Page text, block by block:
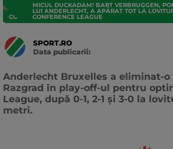
CONFERENCE LEAGUE
MICUL DUCKADAM! BART VERBRUGGEN,
LUI ANDERLECHT, A APĂRAT TOT LA
CONFERENCE LEAGUE
SPORT.RO
Data publicarii:
Anderlecht Bruxelles a eliminat-o
Razgrad în play-off-ul pentru
League, după 0-1, 2-1 și 3-0 la
metri.